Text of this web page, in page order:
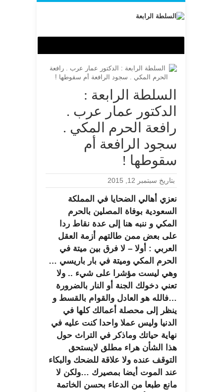
السلطة الرابعة :
الدكتور عمار عرب .
رافعة الحرم المكي .
سجود الرافعة أم
سقوطها !
بتاريخ سبتمبر 12, 2015
نعزي أهالي الضحايا في المملكة
السعودية بوفاة المصلين بالحرم
المكي و ننبه هنا إلى عدة نقاط ردا
على بعض ممن طالتهم أزمة العقل
العربي : أولا – لا فرق بين ميتة في
الحرم المكي وميتة في بار باريسي …
وهي ليست مؤشرا على شيء .. ولا
تعني دخولك الجنة أو النار بالضرورة
…فالله هو العادل والقوام بالقسط و
ينظر إلى محصلة أعمالك كلها في
الدنيا وليس عملا واحدا كنت عليه في
نهاية حياتك وماذكر في التراث حول
هذا الشأن هراء مطلق لايستحق
التوقف عنده ولا علاقة للضحك والبكاء
عند الموت أيضا بمصيرك …ولكن لا
مانع طبعا من الدعاء بحسن الخاتمة